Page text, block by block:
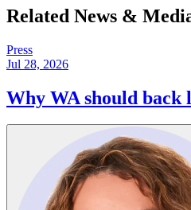
Related News &
Press
Jul 28, 2026
Why WA should back low-carbon liquid fuels over a new oil